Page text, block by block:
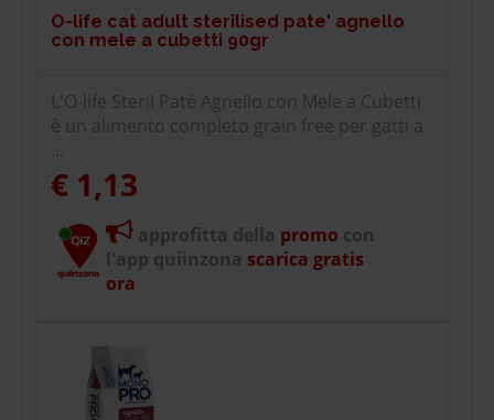
O-life cat adult sterilised pate' agnello
con mele a cubetti 90gr
L'O-life Steril Paté Agnello con Mele a Cubetti
è un alimento completo grain free per gatti a
...
€ 1,13
approfitta della promo con
l'app quiinzona scarica gratis
ora